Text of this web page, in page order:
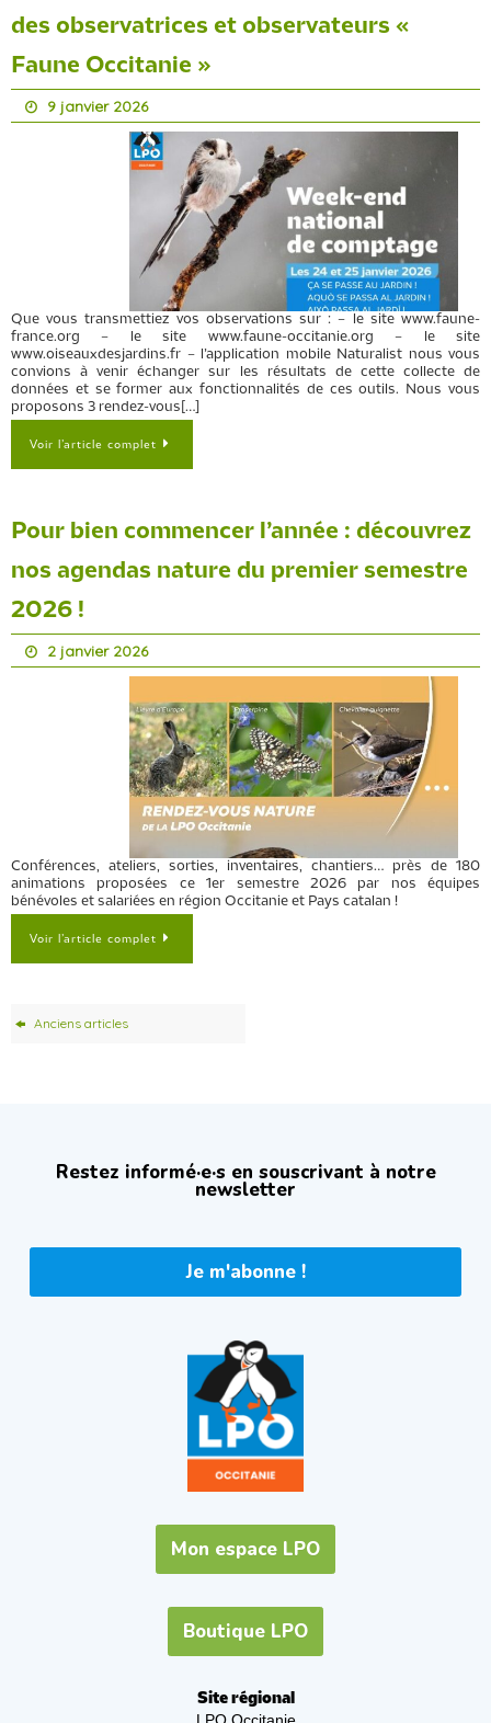
des observatrices et observateurs «
Faune Occitanie »
9 janvier 2026
Que vous transmettiez vos observations sur : – le site www.faune-
france.org – le site www.faune-occitanie.org – le site
www.oiseauxdesjardins.fr – l’application mobile Naturalist nous vous
convions à venir échanger sur les résultats de cette collecte de
données et se former aux fonctionnalités de ces outils. Nous vous
proposons 3 rendez-vous[…]
Voir l’article complet
Pour bien commencer l’année : découvrez
nos agendas nature du premier semestre
2026 !
2 janvier 2026
Conférences, ateliers, sorties, inventaires, chantiers… près de 180
animations proposées ce 1er semestre 2026 par nos équipes
bénévoles et salariées en région Occitanie et Pays catalan !
Voir l’article complet
Anciens articles
Restez informé·e·s en souscrivant à notre
newsletter
Je m'abonne !
Mon espace LPO
Boutique LPO
Site régional